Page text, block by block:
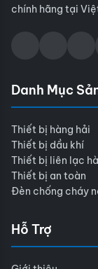
chính hãng tại
Danh Mục
Thiết bị hàng hải
Thiết bị dầu khí
Thiết bị liên lạc
Thiết bị an toàn
Đèn chống cháy
Hỗ Trợ